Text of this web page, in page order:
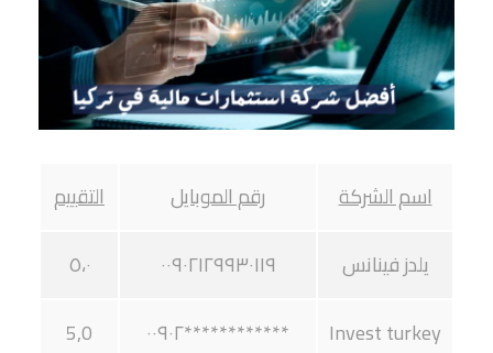
اسم الشركة رقم الموبايل
التقييم
يلدز فينانس
٠٠٩٠٢١٢٩٩٣٠١١٩
٥،٠
Invest turkey
************٠٠٩٠٢
5,0